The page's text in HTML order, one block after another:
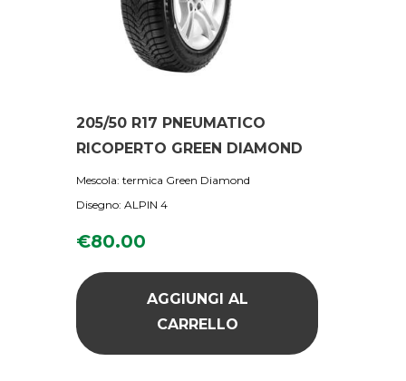
205/50 R17 PNEUMATICO
RICOPERTO GREEN DIAMOND
Mescola: termica Green Diamond
Disegno: ALPIN 4
€80.00
AGGIUNGI AL
CARRELLO